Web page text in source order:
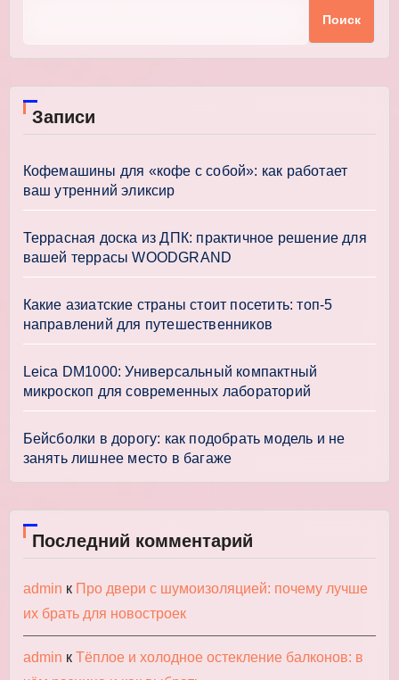
Поиск
Записи
Кофемашины для «кофе с собой»: как работает
ваш утренний эликсир
Террасная доска из ДПК: практичное решение для
вашей террасы WOODGRAND
Какие азиатские страны стоит посетить: топ-5
направлений для путешественников
Leica DM1000: Универсальный компактный
микроскоп для современных лабораторий
Бейсболки в дорогу: как подобрать модель и не
занять лишнее место в багаже
Последний комментарий
admin к Про двери с шумоизоляцией: почему лучше
их брать для новостроек
admin к Тёплое и холодное остекление балконов: в